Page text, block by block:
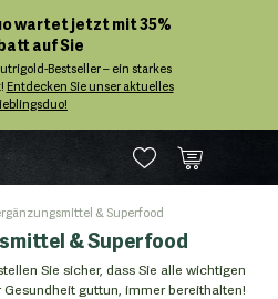
wartet jetzt mit 35%
auf Sie
Bestseller – ein starkes
Entdecken Sie unser aktuelles
& Superfood
& Superfood
Sie sicher, dass Sie alle wichtigen
guttun, immer bereithalten!